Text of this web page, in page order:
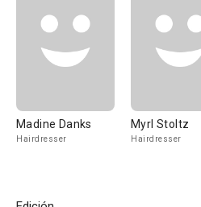
Madine Danks
Hairdresser
Myrl Stoltz
Hairdresser